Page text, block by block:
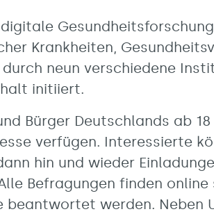
Krankheiten,
neun verschiedene
initiiert.
Bürger Deutschlands ab
verfügen. Interessierte
hin und wieder
Befragungen finden
werden. Neben